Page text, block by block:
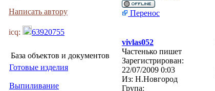
Написать автору
icq: 63920755
База объектов и документов
Готовые изделия
Выпиливание
Перенос
vivlas052
Частенько пишет
Зарегистрирован:
22/07/2009 0:03
Из: Н.Новгород
Група: